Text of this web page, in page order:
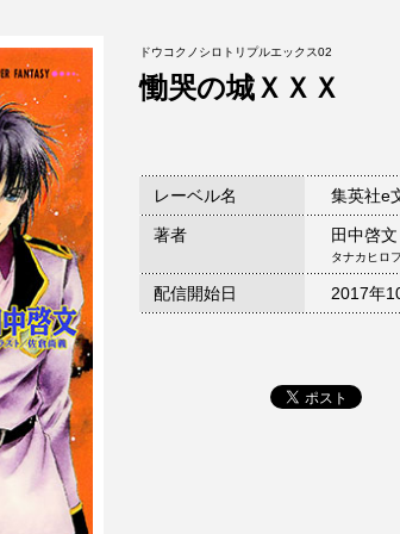
ドウコクノシロトリプルエックス02
慟哭の城ＸＸＸ
レーベル名 集英社e
著者 田中啓文
タナカヒロ
配信開始日 2017年